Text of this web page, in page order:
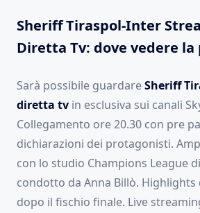
Sheriff Tiraspol-Inter
Diretta Tv: dove vedere
Sarà possibile guardareSheriff
diretta tv in esclusiva sui canali
Collegamento ore 20.30 con pre
dichiarazioni dei protagonisti.
con lo studio Champions League
condotto da Anna Billò.
dopo il fischio finale. Live